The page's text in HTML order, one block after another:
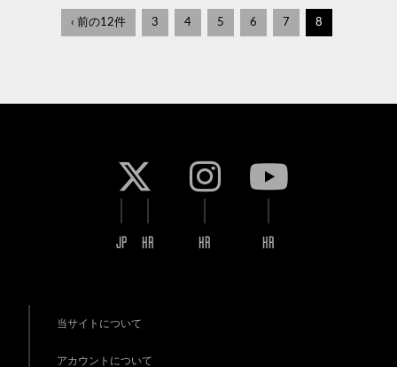
‹ 前の12件 3 4 5 6 7 8
JP KR KR KR
当サイトについて
アカウントについて